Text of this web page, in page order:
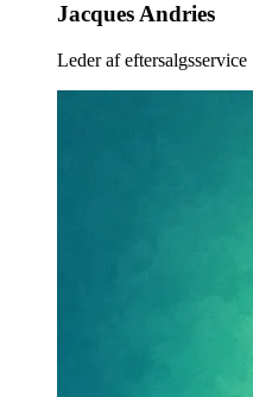
Jacques Andries
Leder af eftersalgsservice